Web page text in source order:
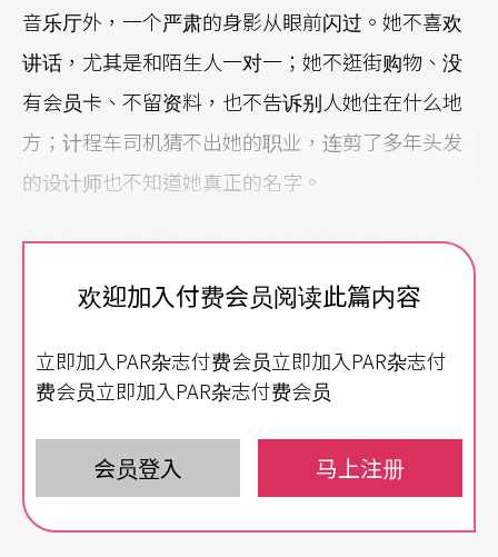
音乐厅外，一个严肃的身影从眼前闪过。她不喜欢
讲话，尤其是和陌生人一对一；她不逛街购物、没
有会员卡、不留资料，也不告诉别人她住在什么地
方；计程车司机猜不出她的职业，连剪了多年头发
的设计师也不知道她真正的名字。
也许叫什么不重要，因为她就像潇洒惯了的黑马站
在市区里，歪著头、理不清奇怪的逻辑。想不透，
懂，为什么看中喜爱的物件店员还要问「要不要再
拿其他款式给妳试试看？」与其要花时间跟人解释
钢琴家、音乐家、钢琴老师有什么区别？不如，乾
脆转头不和这个社会一起玩。但如果妳问她意见，
又会发现她其实对一切脉动了若指掌。
欢迎加入付费会员阅读此篇内容
立即加入PAR杂志付费会员立即加入PAR杂志付
费会员立即加入PAR杂志付费会员
会员登入 马上注册